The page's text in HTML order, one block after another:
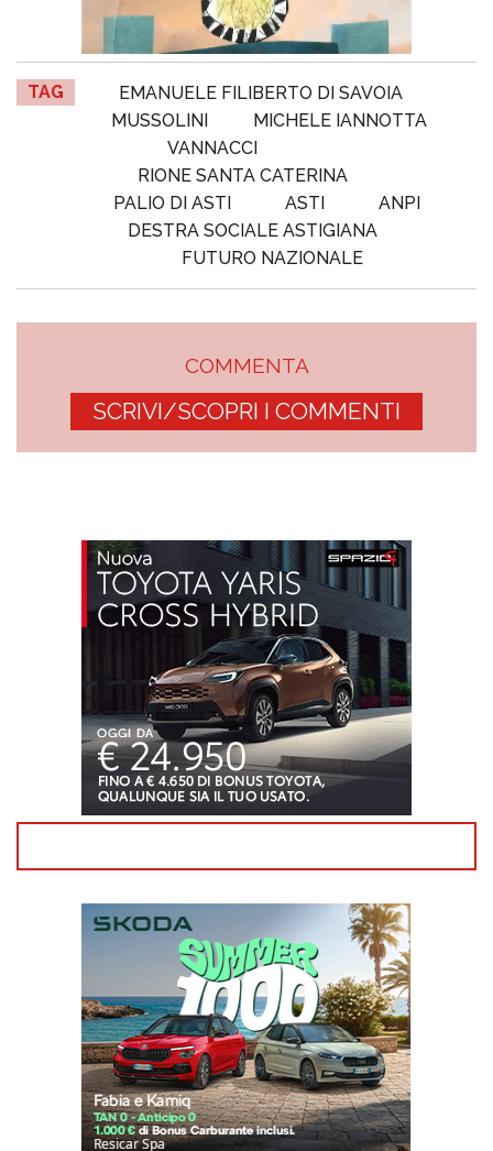
TAG
EMANUELE FILIBERTO DI SAVOIA
MUSSOLINI
MICHELE IANNOTTA
VANNACCI
RIONE SANTA CATERINA
PALIO DI ASTI
ASTI
ANPI
DESTRA SOCIALE ASTIGIANA
FUTURO NAZIONALE
COMMENTA
SCRIVI/SCOPRI I COMMENTI